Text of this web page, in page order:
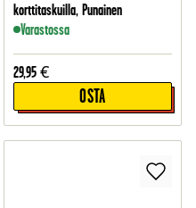
korttitaskuilla, Punainen
Varastossa
29,95 €
OSTA